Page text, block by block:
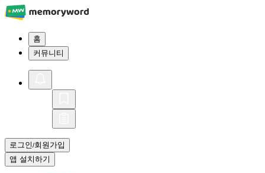
홈
커뮤니티
로그인/회원가입
앱 설치하기